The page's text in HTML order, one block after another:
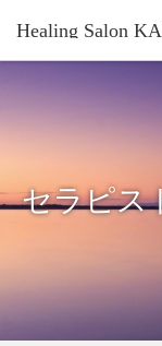
Healing Salon
セラピス